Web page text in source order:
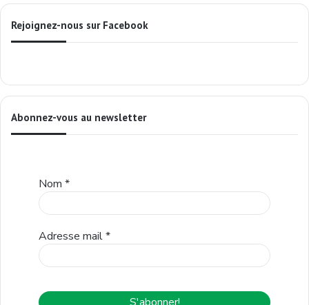
Rejoignez-nous sur Facebook
Abonnez-vous au newsletter
Nom *
Adresse mail*